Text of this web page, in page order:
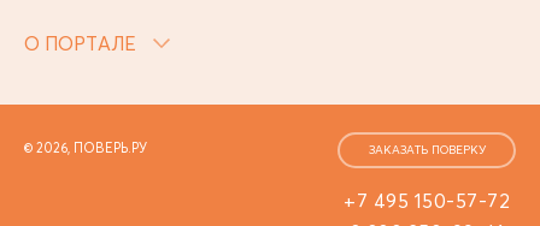
О ПОРТАЛЕ
© 2026, ПОВЕРЬ.РУ
+7 495 150-57-72
ЗАКАЗАТЬ ПОВЕРКУ